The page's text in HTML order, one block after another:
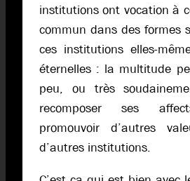
institutions ont vocation à
commun dans des formes
ces institutions elles-
éternelles : la multitude
peu, ou très
recomposer ses
promouvoir d’autres
d’autres institutions.